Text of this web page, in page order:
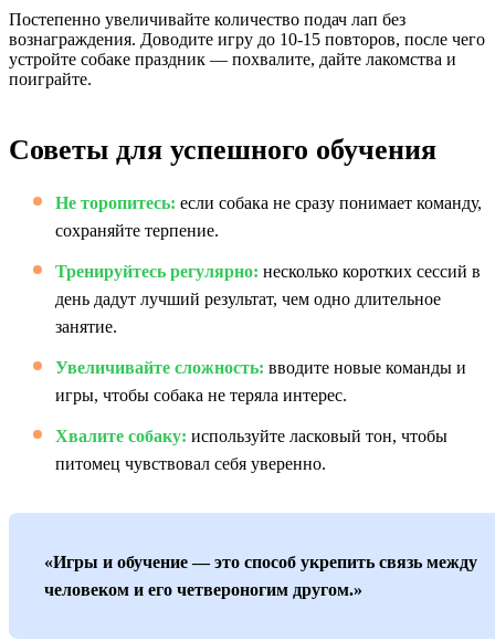
Постепенно увеличивайте количество подач лап без
вознаграждения. Доводите игру до 10-15 повторов, после чего
устройте собаке праздник — похвалите, дайте лакомства и
поиграйте.
Советы для успешного обучения
Не торопитесь: если собака не сразу понимает команду,
сохраняйте терпение.
Тренируйтесь регулярно: несколько коротких сессий в
день дадут лучший результат, чем одно длительное
занятие.
Увеличивайте сложность: вводите новые команды и
игры, чтобы собака не теряла интерес.
Хвалите собаку: используйте ласковый тон, чтобы
питомец чувствовал себя уверенно.
«Игры и обучение — это способ укрепить связь между
человеком и его четвероногим другом.»